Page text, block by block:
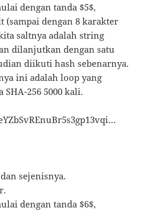
dengan tanda $5$,
dengan 8 karakter
saltnya adalah string
dilanjutkan dengan satu
diikuti hash sebenarnya.
ini adalah loop yang
256 5000 kali.
sejenisnya.
dengan tanda $6$,